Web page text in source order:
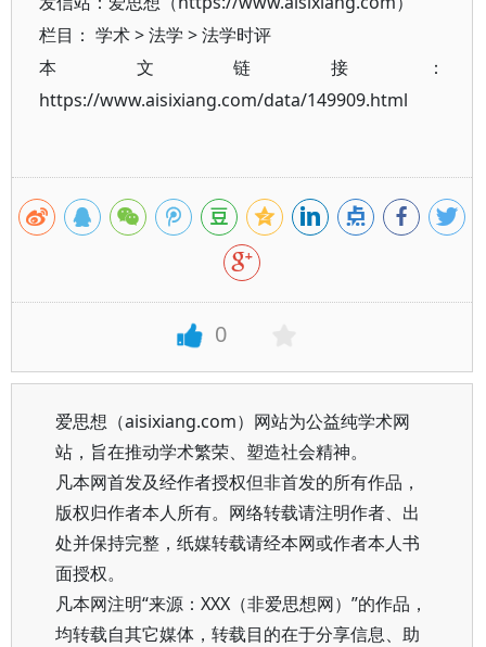
栏目： 学术>法学 >法学时评
本文链接：
https://www.aisixiang.com/data/149909.html
0
爱思想（aisixiang.com）网站为公益纯学术网
站，旨在推动学术繁荣、塑造社会精神。
凡本网首发及经作者授权但非首发的所有作品，
版权归作者本人所有。网络转载请注明作者、出
处并保持完整，纸媒转载请经本网或作者本人书
面授权。
凡本网注明“来源：XXX（非爱思想网）”的作品，
均转载自其它媒体，转载目的在于分享信息、助